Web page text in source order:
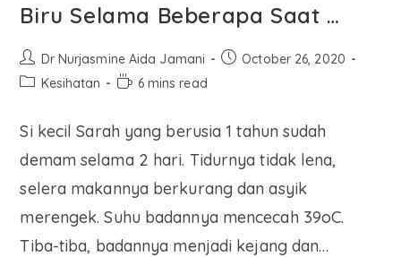
Biru Selama Beberapa Saat …
Dr Nurjasmine Aida Jamani
October 26, 2020
Kesihatan
6 mins read
Si kecil Sarah yang berusia 1 tahun sudah
demam selama 2 hari. Tidurnya tidak lena,
selera makannya berkurang dan asyik
merengek. Suhu badannya mencecah 39oC.
Tiba-tiba, badannya menjadi kejang dan…